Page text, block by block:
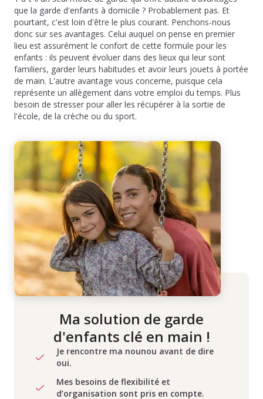
que la garde d'enfants à domicile ? Probablement pas. Et
pourtant, c'est loin d'être le plus courant. Penchons-nous
donc sur ses avantages. Celui auquel on pense en premier
lieu est assurément le confort de cette formule pour les
enfants : ils peuvent évoluer dans des lieux qui leur sont
familiers, garder leurs habitudes et avoir leurs jouets à portée
de main. L'autre avantage vous concerne, puisque cela
représente un allègement dans votre emploi du temps. Plus
besoin de stresser pour aller les récupérer à la sortie de
l'école, de la crèche ou du sport.
Ma solution de garde
d'enfants clé en main !
Je rencontre ma nounou avant de dire
oui.
Mes besoins de flexibilité et
d’organisation sont pris en compte.